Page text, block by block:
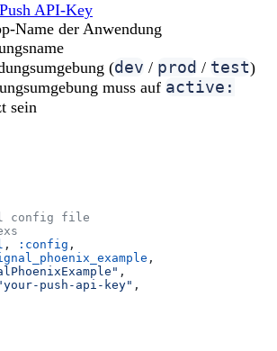
Push API-Key
Name der Anwendung
(dev / prod / test)
muss auf active:
sein
config file
, :config ,
,
,
push-api-key" ,